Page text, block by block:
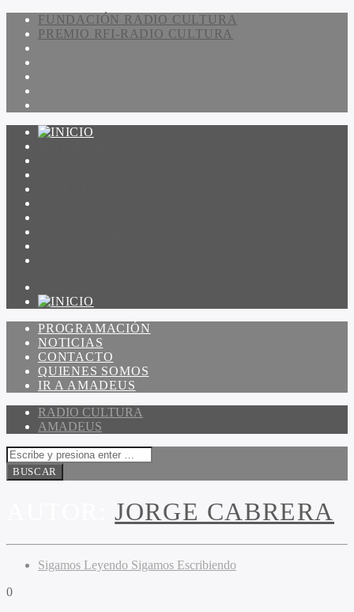
FUNDACIÓN RADIO CULTURA
PREMIO RFI-RADIO CULTURA
PROGRAMACIÓN
NOTICIAS
CONTACTO
QUIENES SOMOS
IR A AMADEUS
RADIO CULTURA
AMADEUS
AUTOR:JORGE CABRERA
Sigamos Leyendo Sigamos Escribiendo
0